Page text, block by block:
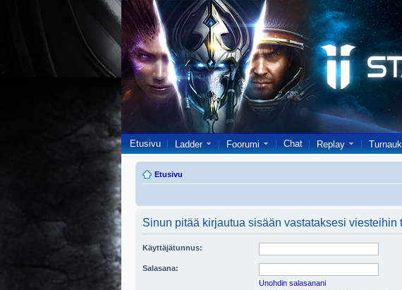
Etusivu Ladder Foorumi Chat Replay
Etusivu
Sinun pitää kirjautua sisään vastataksesi viesteihin
Käyttäjätunnus:
Salasana:
Unohdin salasanani